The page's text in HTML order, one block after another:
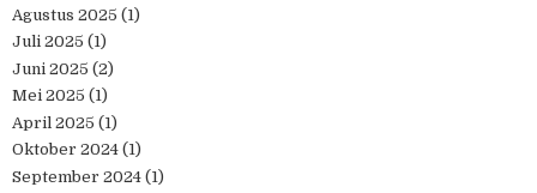
Agustus 2025 (1)
Juli 2025 (1)
Juni 2025 (2)
Mei 2025 (1)
April 2025 (1)
Oktober 2024 (1)
September 2024 (1)